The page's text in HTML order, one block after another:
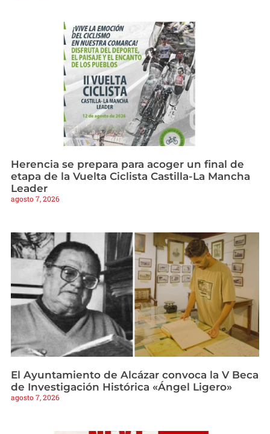
Herencia se prepara para acoger un final de
etapa de la Vuelta Ciclista Castilla-La Mancha
Leader
agosto 7, 2026
El Ayuntamiento de Alcázar convoca la V Beca
de Investigación Histórica «Ángel Ligero»
agosto 7, 2026